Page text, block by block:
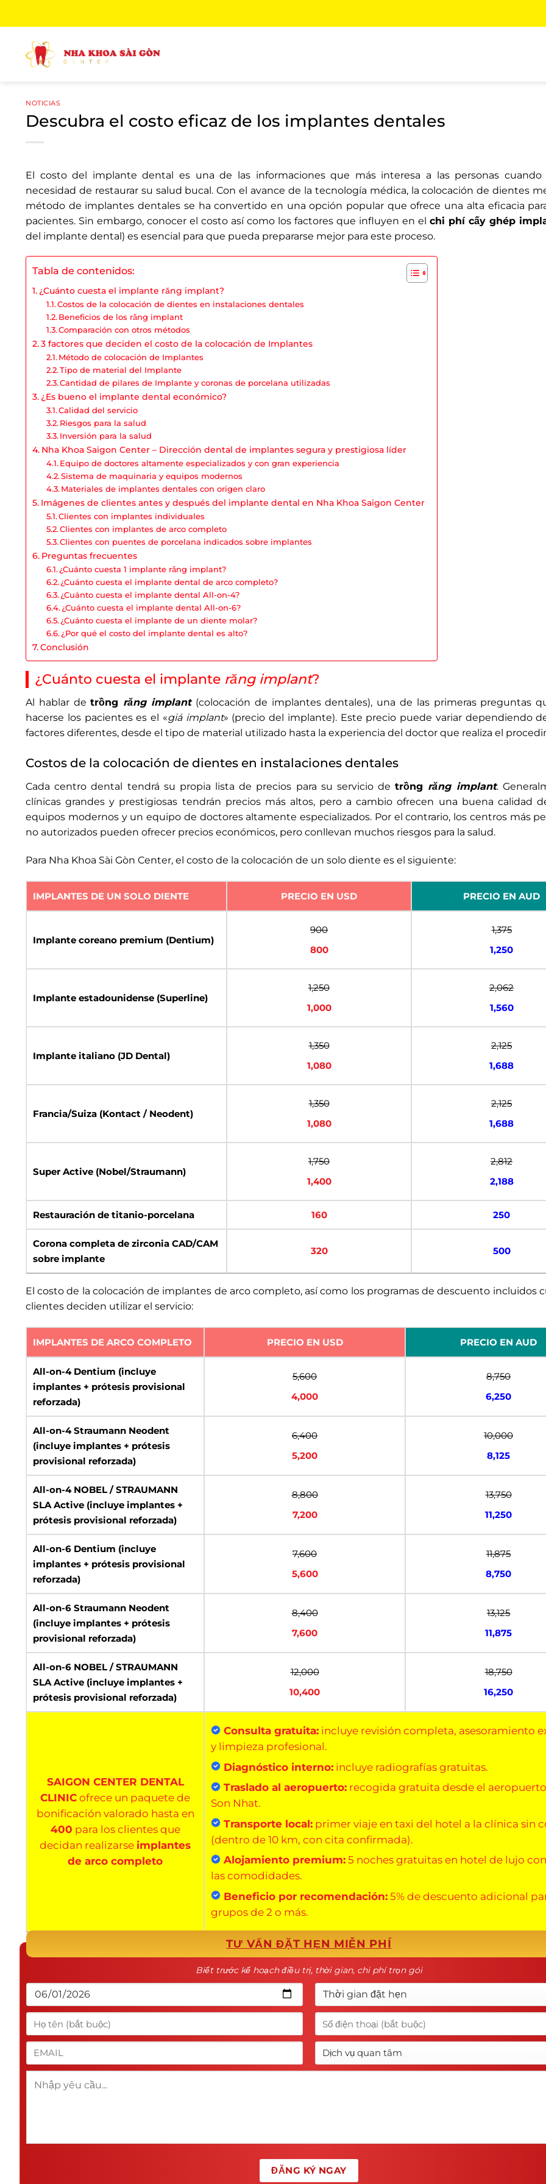
contenido
NOTICIAS
Descubra el costo eficaz de los implantes dentales
El costo del implante dental es una de las informaciones que más interesa a las personas
necesidad de restaurar su salud bucal. Con el avance de la tecnología médica, la colocación de dientes
método de implantes dentales se ha convertido en una opción popular que ofrece una alta eficacia
pacientes. Sin embargo, conocer el costo así como los factores que influyen en el chi phí cấy ghép
del implante dental) es esencial para que pueda prepararse mejor para este proceso.
Tabla de contenidos:
¿Cuánto cuesta el implante răng implant?
Costos de la colocación de dientes en instalaciones dentales
Beneficios de los răng implant
Comparación con otros métodos
3 factores que deciden el costo de la colocación de Implantes
Método de colocación de Implantes
Tipo de material del Implante
Cantidad de pilares de Implante y coronas de porcelana utilizadas
¿Es bueno el implante dental económico?
Calidad del servicio
Riesgos para la salud
Inversión para la salud
Nha Khoa Saigon Center – Dirección dental de implantes segura y prestigiosa líder
Equipo de doctores altamente especializados y con gran experiencia
Sistema de maquinaria y equipos modernos
Materiales de implantes dentales con origen claro
Imágenes de clientes antes y después del implante dental en Nha Khoa Saigon Center
Clientes con implantes individuales
Clientes con implantes de arco completo
Clientes con puentes de porcelana indicados sobre implantes
Preguntas frecuentes
¿Cuánto cuesta 1 implante răng implant?
¿Cuánto cuesta el implante dental de arco completo?
¿Cuánto cuesta el implante dental All-on-4?
¿Cuánto cuesta el implante dental All-on-6?
¿Cuánto cuesta el implante de un diente molar?
¿Por qué el costo del implante dental es alto?
Conclusión
¿Cuánto cuesta el implante răng implant?
Al hablar detrồng răng implant(colocación de implantes dentales), una de las primeras preguntas
hacerse los pacientes es el «giá implant» (precio del implante). Este precio puede variar dependiendo
factores diferentes, desde el tipo de material utilizado hasta la experiencia del doctor que realiza el
Costos de la colocación de dientes en instalaciones dentales
Cada centro dental tendrá su propia lista de precios para su servicio detrồng răng implant.
clínicas grandes y prestigiosas tendrán precios más altos, pero a cambio ofrecen una buena calidad
equipos modernos y un equipo de doctores altamente especializados. Por el contrario, los centros más
no autorizados pueden ofrecer precios económicos, pero conllevan muchos riesgos para la salud.
Para Nha Khoa Sài Gòn Center, el costo de la colocación de un solo diente es el siguiente:
IMPLANTES DE UN SOLO DIENTE PRECIO EN USD PRECIO EN AUD
Implante coreano premium (Dentium)
900
800
1,375
1,250
Implante estadounidense (Superline)
1,250
1,000
2,062
1,560
Implante italiano (JD Dental)
1,350
1,080
2,125
1,688
Francia/Suiza (Kontact / Neodent)
1,350
1,080
2,125
1,688
Super Active (Nobel/Straumann)
1,750
1,400
2,812
2,188
Restauración de titanio-porcelana 160 250
Corona completa de zirconia CAD/CAM
sobre implante
320 500
El costo de la colocación de implantes de arco completo, así como los programas de descuento incluidos
clientes deciden utilizar el servicio:
IMPLANTES DE ARCO COMPLETO PRECIO EN USD PRECIO EN AUD
All-on-4 Dentium (incluye
implantes + prótesis provisional
reforzada)
5,600
4,000
8,750
6,250
All-on-4 Straumann Neodent
(incluye implantes + prótesis
provisional reforzada)
6,400
5,200
10,000
8,125
All-on-4 NOBEL / STRAUMANN
SLA Active (incluye implantes +
prótesis provisional reforzada)
8,800
7,200
13,750
11,250
All-on-6 Dentium (incluye
implantes + prótesis provisional
reforzada)
7,600
5,600
11,875
8,750
All-on-6 Straumann Neodent
(incluye implantes + prótesis
provisional reforzada)
8,400
7,600
13,125
11,875
All-on-6 NOBEL / STRAUMANN
SLA Active (incluye implantes +
prótesis provisional reforzada)
12,000
10,400
18,750
16,250
SAIGON CENTER DENTAL
CLINICofrece un paquete de
bonificación valorado hasta en
400 para los clientes que
decidan realizarse implantes
de arco completo
Consulta gratuita: incluye revisión completa, asesoramiento
y limpieza profesional.
Diagnóstico interno: incluye radiografías gratuitas.
Traslado al aeropuerto: recogida gratuita desde el
Son Nhat.
Transporte local: primer viaje en taxi del hotel a la clínica sin
(dentro de 10 km, con cita confirmada).
Alojamiento premium:5 noches gratuitas en hotel de lujo
las comodidades.
Beneficio por recomendación:5% de descuento adicional
grupos de 2 o más.
TƯ VẤN ĐẶT HẸN MIỄN PHÍ
Biết trước kế hoạch điều trị, thời gian, chi phí trọn gói